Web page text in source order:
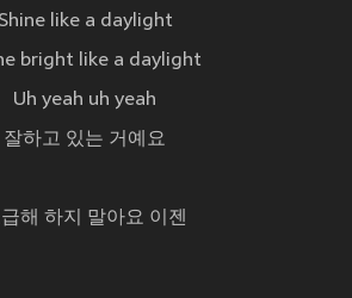
Shine like a daylight
bright like a daylight
Uh yeah uh yeah
잘하고 있는 거예요
해 하지 말아요 이젠